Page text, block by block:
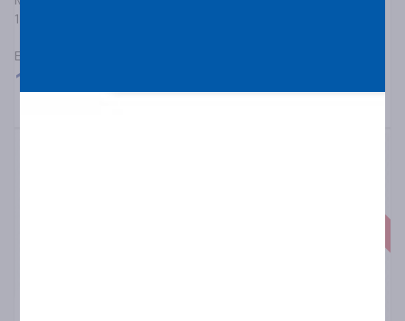
150/70R18 MICHELIN ANAKEE ADVENTURE 2 70V R TL/TT
ΕΛΑΣΤΙΚΑ ΜΟΤΟΣΥΚΛΕΤΑΣ ΔΡΟΜΟΥ/ΕΚΤΟΣ ΔΡΟΜΟΥ
170,00